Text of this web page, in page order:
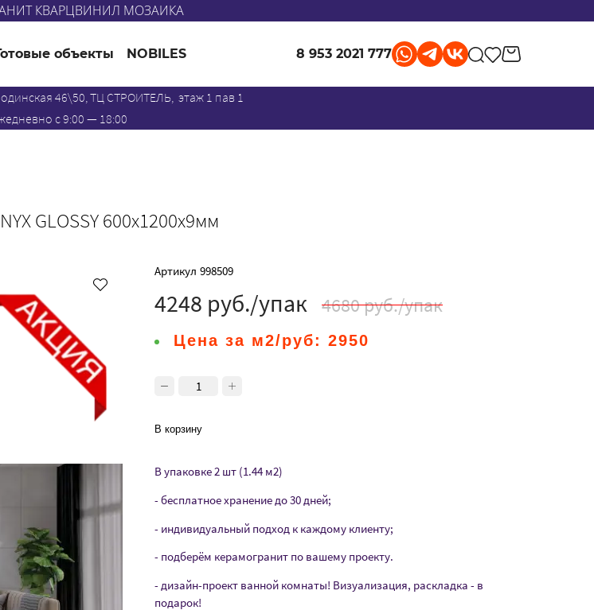
КВАРЦВИНИЛ МОЗАИКА
объекты NOBILES 8 953 2021 777
46\50, ТЦ СТРОИТЕЛЬ, этаж 1 пав 1
с 9:00 — 18:00
GLOSSY 600х1200х9мм
Артикул 998509
4248 руб./упак 4680 руб./упак
Цена за м2/руб: 2950
В корзину
В упаковке 2 шт (1.44 м2)
- бесплатное хранение до 30 дней;
- индивидуальный подход к каждому клиенту;
- подберём керамогранит по вашему проекту.
- дизайн-проект ванной комнаты! Визуализация, раскладка - в
подарок!